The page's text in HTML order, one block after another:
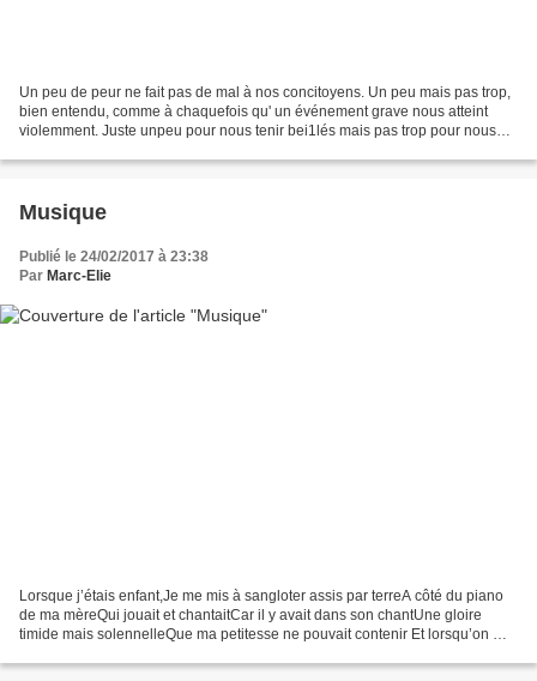
Un peu de peur ne fait pas de mal à nos concitoyens. Un peu mais pas trop,
bien entendu, comme à chaquefois qu' un événement grave nous atteint
violemment. Juste unpeu pour nous tenir bei1lés mais pas trop pour nous
Musique
Publié le 24/02/2017 à 23:38
Par Marc-Elie
Lorsque j’étais enfant,Je me mis à sangloter assis par terreA côté du piano
de ma mèreQui jouait et chantaitCar il y avait dans son chantUne gloire
timide mais solennelleQue ma petitesse ne pouvait contenir Et lorsqu’on m’a